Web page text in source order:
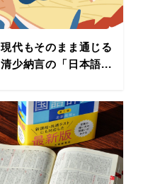
現代もそのまま通じる
清少納言の「日本語...